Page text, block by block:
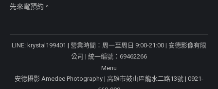
先來電預約。
LINE: krystal199401 | 營業時間：周一至周日 9:00-21:00 | 安德影像有限
公司 | 統一編號：69462266
Menu
安德攝影 Amedee Photography | 高雄市鼓山區龍水二路13號 | 0921-